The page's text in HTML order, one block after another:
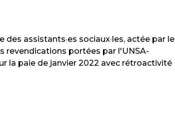
assistants·es sociaux·les, actée par le
revendications portées par l'UNSA-
la paie de janvier 2022 avec rétroactivité